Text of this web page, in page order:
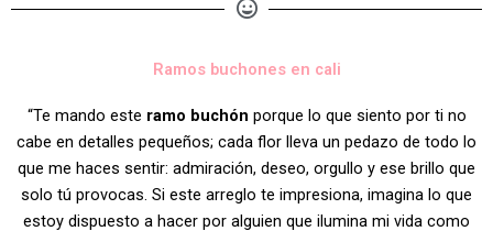
Ramos buchones en cali
“Te mando este ramo buchón porque lo que siento por ti no
cabe en detalles pequeños; cada flor lleva un pedazo de todo lo
que me haces sentir: admiración, deseo, orgullo y ese brillo que
solo tú provocas. Si este arreglo te impresiona, imagina lo que
estoy dispuesto a hacer por alguien que ilumina mi vida como